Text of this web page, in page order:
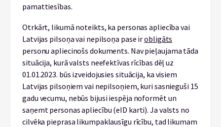
pamattiesības.
Otrkārt, likumā noteikts, ka personas apliecība vai
Latvijas pilsoņa vai nepilsoņa pase irobligāts
personu apliecinošs dokuments. Nav pieļaujama tāda
situācija, kurā valsts neefektīvas rīcības dēļ uz
01.01.2023. būs izveidojusies situācija, ka visiem
Latvijas pilsoņiem vai nepilsoņiem, kuri sasnieguši 15
gadu vecumu, nebūs bijusi iespēja noformēt un
saņemt personas apliecību (eID karti). Ja valsts no
cilvēka pieprasa likumpaklausīgu rīcību, tad likumam